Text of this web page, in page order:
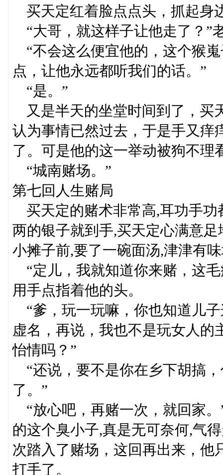
买天定红着脸点点头，抓起身
“大哥，就这样子让他走了？”
“不会这么便宜他的，这个猴
点，让他永远都听我们的话。”
“是。”
又是半天的坐堂时间到了，买
认为事情已然过去，于是手又痒
了。可是他的这一举动被狗不理
“城南赌场。”
第七回人生赌局
买天定的赌术非常高,耳功手功
两的银子就到手,买天定心满意
小摊子前,要了一碗面汤,津津有
“定儿，我就知道你来赌，这
用手点指着他的头。
“爹，玩一玩嘛，你也知道儿
虚名，再说，我也不是玩女人的
怡情吗？”
“还说，要不是你在乡下胡搞
了。”
“放心吧，再赌一次，就回家
的这个臭小子,真是无可奈何,气
次踏入了赌场，这回再出来，他
打手了。